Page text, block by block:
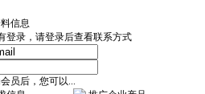
信息
登录，请登录后查看联系方式
员后，您可以...